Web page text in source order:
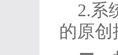
2.系
的原